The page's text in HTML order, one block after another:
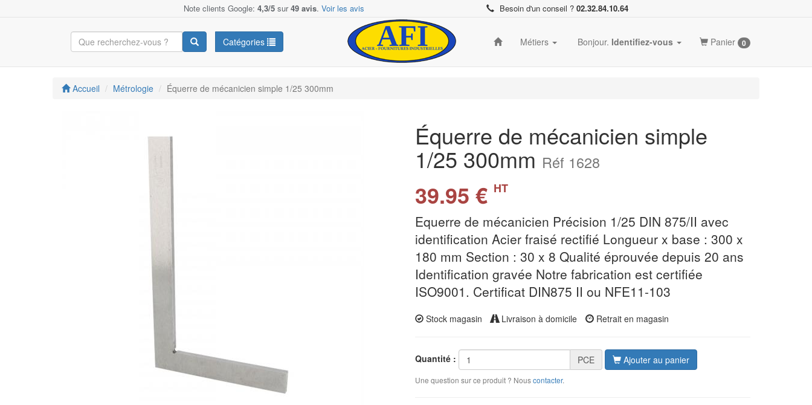
Note clients Google: 4,3/5 sur49 avis. Voir les avis Besoin d'un conseil ? 02.32.84.10.64
Catégories Métiers Bonjour. Identifiez-vous Panier 0
Accueil Métrologie Équerre de mécanicien simple 1/25 300mm
Équerre de mécanicien simple
1/25 300mm Réf 1628
39.95 € HT
Equerre de mécanicien Précision 1/25 DIN 875/II avec
identification Acier fraisé rectifié Longueur x base : 300 x
180 mm Section : 30 x 8 Qualité éprouvée depuis 20 ans
Identification gravée Notre fabrication est certifiée
ISO9001. Certificat DIN875 II ou NFE11-103
Stock magasin Livraison à domicile Retrait en magasin
Quantité : PCE Ajouter au panier
Une question sur ce produit ? Nouscontacter.